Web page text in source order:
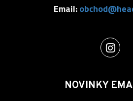
Email:
NOVINKY